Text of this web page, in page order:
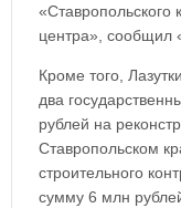
«Ставропольского
центра», сообщил
Кроме того,
два
рублей на
Ставропольском
строительного
сумму 6 млн